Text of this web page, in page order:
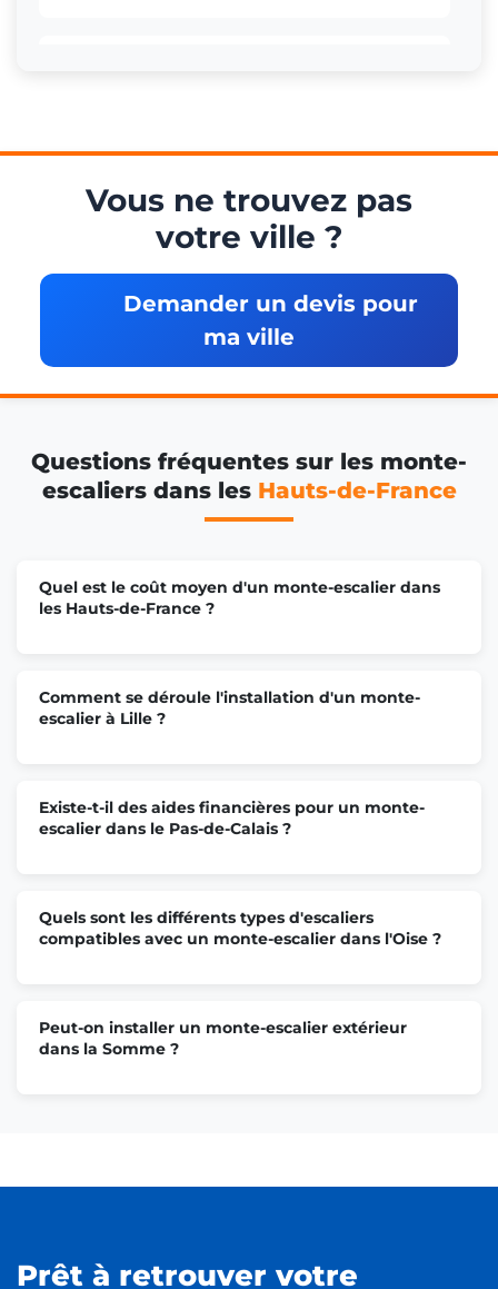
Monte escalier Calais
Monte escalier Villeneuve-d'Ascq
Monte escalier Beauvais
Monte escalier Saint-Quentin
Monte escalier Valenciennes
Monte escalier Wattrelos
Monte escalier Compiègne
Monte escalier Creil
Monte escalier Liévin
Vous ne trouvez pas
votre ville ?
Demander un devis pour
ma ville
Questions fréquentes sur les monte-
escaliers dans les Hauts-de-France
Quel est le coût moyen d'un monte-escalier dans
les Hauts-de-France ?
Comment se déroule l'installation d'un monte-
escalier à Lille ?
Existe-t-il des aides financières pour un monte-
escalier dans le Pas-de-Calais ?
Quels sont les différents types d'escaliers
compatibles avec un monte-escalier dans l'Oise ?
Peut-on installer un monte-escalier extérieur
dans la Somme ?
Prêt à retrouver votre